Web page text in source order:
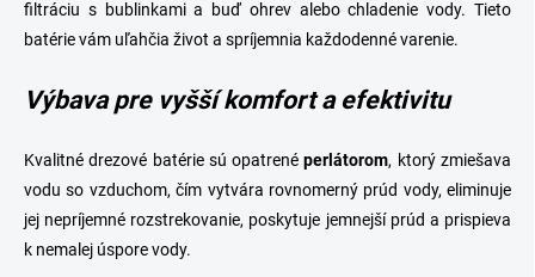
filtráciu s bublinkami a buď ohrev alebo chladenie vody. Tieto
batérie vám uľahčia život a spríjemnia každodenné varenie.
Výbava pre vyšší komfort a efektivitu
Kvalitné drezové batérie sú opatrenéperlátorom, ktorý zmiešava
vodu so vzduchom, čím vytvára rovnomerný prúd vody, eliminuje
jej nepríjemné rozstrekovanie, poskytuje jemnejší prúd a prispieva
k nemalej úspore vody.